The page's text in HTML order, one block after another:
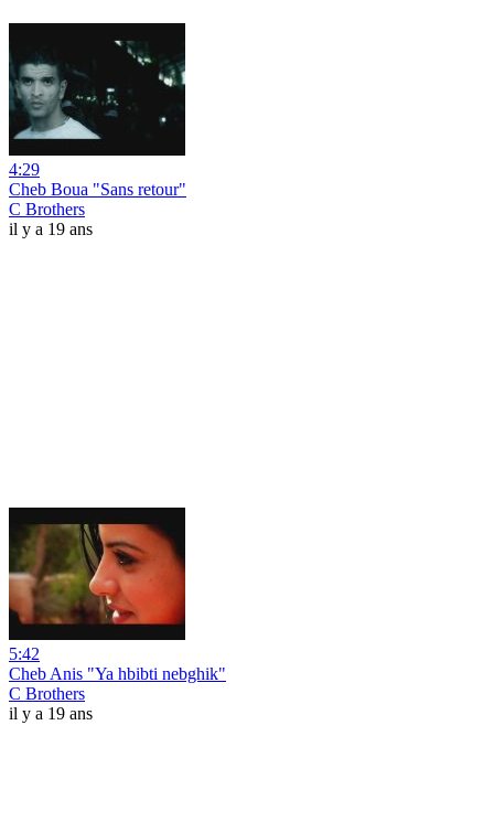
4:29
Cheb Boua "Sans retour"
C Brothers
il y a 19 ans
5:42
Cheb Anis "Ya hbibti nebghik"
C Brothers
il y a 19 ans